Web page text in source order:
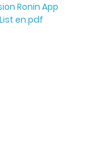
Ronin App
en.pdf